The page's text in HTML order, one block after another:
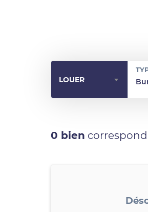
LOUER
0 bien